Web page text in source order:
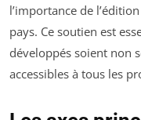
l’importance de
pays. Ce soutien est
développés soient non
accessibles à tous les